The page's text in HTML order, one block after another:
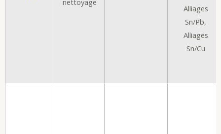
nettoyage
Alliages
Sn/Pb,
Alliages
Sn/Cu